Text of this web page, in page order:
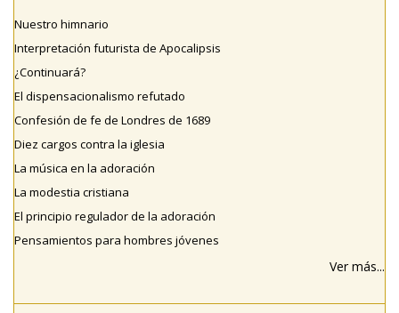
Nuestro himnario
Interpretación futurista de Apocalipsis
¿Continuará?
El dispensacionalismo refutado
Confesión de fe de Londres de 1689
Diez cargos contra la iglesia
La música en la adoración
La modestia cristiana
El principio regulador de la adoración
Pensamientos para hombres jóvenes
Ver más...